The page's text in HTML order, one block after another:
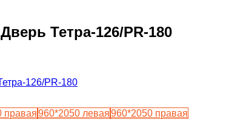
Тетра-126/PR-180
правая960*2050 левая960*2050 правая